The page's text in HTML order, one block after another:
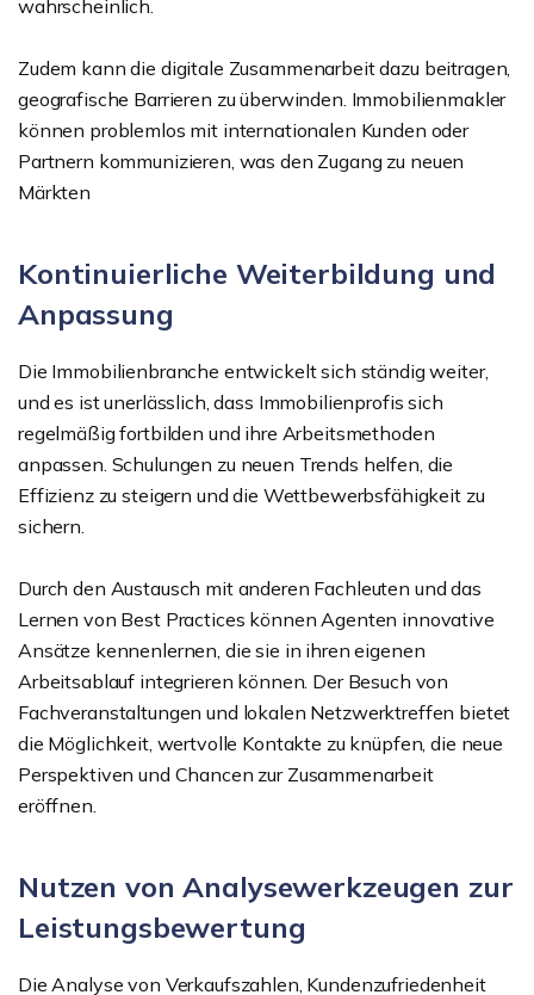
wahrscheinlich.
Zudem kann die digitale Zusammenarbeit dazu beitragen,
geografische Barrieren zu überwinden. Immobilienmakler
können problemlos mit internationalen Kunden oder
Partnern kommunizieren, was den Zugang zu neuen
Märkten
Kontinuierliche Weiterbildung und
Anpassung
Die Immobilienbranche entwickelt sich ständig weiter,
und es ist unerlässlich, dass Immobilienprofis sich
regelmäßig fortbilden und ihre Arbeitsmethoden
anpassen. Schulungen zu neuen Trends helfen, die
Effizienz zu steigern und die Wettbewerbsfähigkeit zu
sichern.
Durch den Austausch mit anderen Fachleuten und das
Lernen von Best Practices können Agenten innovative
Ansätze kennenlernen, die sie in ihren eigenen
Arbeitsablauf integrieren können. Der Besuch von
Fachveranstaltungen und lokalen Netzwerktreffen bietet
die Möglichkeit, wertvolle Kontakte zu knüpfen, die neue
Perspektiven und Chancen zur Zusammenarbeit
eröffnen.
Nutzen von Analysewerkzeugen zur
Leistungsbewertung
Die Analyse von Verkaufszahlen, Kundenzufriedenheit